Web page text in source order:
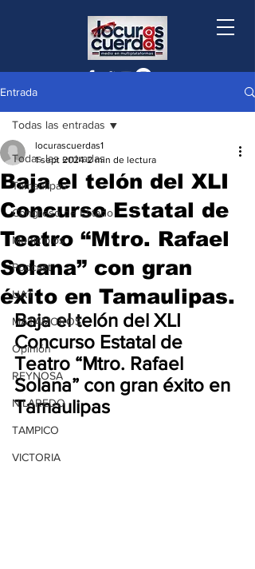
Entrada
Todas las entradas
Tamaulipas
Congreso de Estado
Municipios
Podcast
UAT
MATAMOROS
Opinión
REYNOSA
N.LAREDO
TAMPICO
VICTORIA
Todas las entradas
Baja el telón del XLI
Concurso Estatal de
Teatro “Mtro. Rafael
Solana” con gran
éxito en Tamaulipas.
locurascuerdas1
1 sept 2024 2 min de lectura
Baja el telón del XLI
Concurso Estatal de
Teatro “Mtro. Rafael
Solana” con gran éxito en
Tamaulipas